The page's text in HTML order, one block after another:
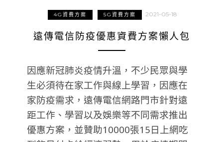
4G資費方案 5G資費方案 2021-05-18
遠傳電信防疫優惠資費方案懶人包
因應新冠肺炎疫情升溫，不少民眾與學
生必須待在家工作與線上學習，因應在
家防疫需求，遠傳電信網路門市針對遠
距工作、學習以及娛樂等不同需求推出
優惠方案，並贊助10000張15日上網吃